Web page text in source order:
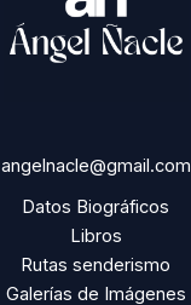
angelnacle@gmail.com
Datos Biográficos
Libros
Rutas senderismo
Galerías de Imágenes